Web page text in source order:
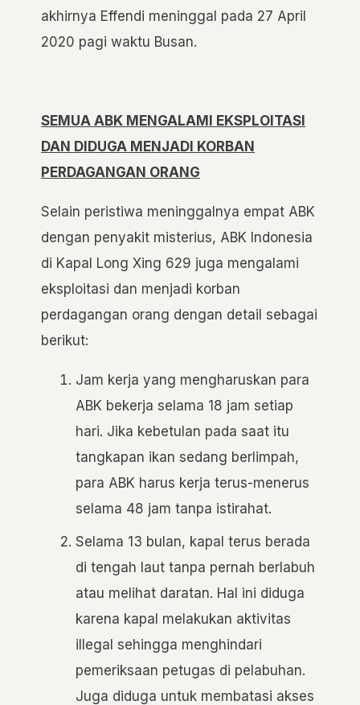
akhirnya Effendi meninggal pada 27 April
2020 pagi waktu Busan.
SEMUA ABK MENGALAMI EKSPLOITASI
DAN DIDUGA MENJADI KORBAN
PERDAGANGAN ORANG
Selain peristiwa meninggalnya empat ABK
dengan penyakit misterius, ABK Indonesia
di Kapal Long Xing 629 juga mengalami
eksploitasi dan menjadi korban
perdagangan orang dengan detail sebagai
berikut:
Jam kerja yang mengharuskan para
ABK bekerja selama 18 jam setiap
hari. Jika kebetulan pada saat itu
tangkapan ikan sedang berlimpah,
para ABK harus kerja terus-menerus
selama 48 jam tanpa istirahat.
Selama 13 bulan, kapal terus berada
di tengah laut tanpa pernah berlabuh
atau melihat daratan. Hal ini diduga
karena kapal melakukan aktivitas
illegal sehingga menghindari
pemeriksaan petugas di pelabuhan.
Juga diduga untuk membatasi akses